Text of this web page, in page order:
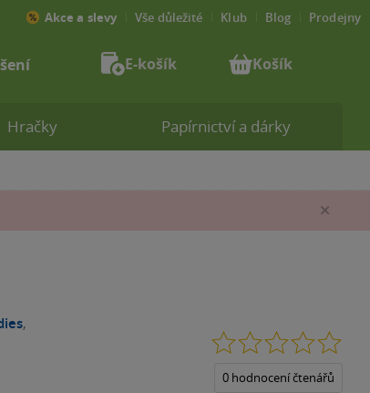
,
0 hodnocení čtenářů
Hračky Papírnictví a dárky
Akce a slevy Vše důležité Klub Blog Prodejny
E-košík Košík